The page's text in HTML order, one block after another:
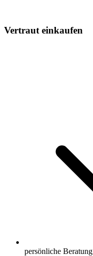
Vertraut einkaufen
persönliche Beratung